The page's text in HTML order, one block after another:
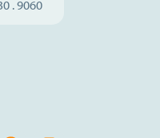
. 9060